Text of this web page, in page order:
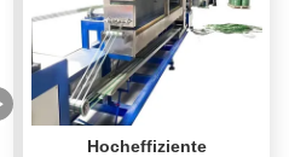
Hocheffiziente